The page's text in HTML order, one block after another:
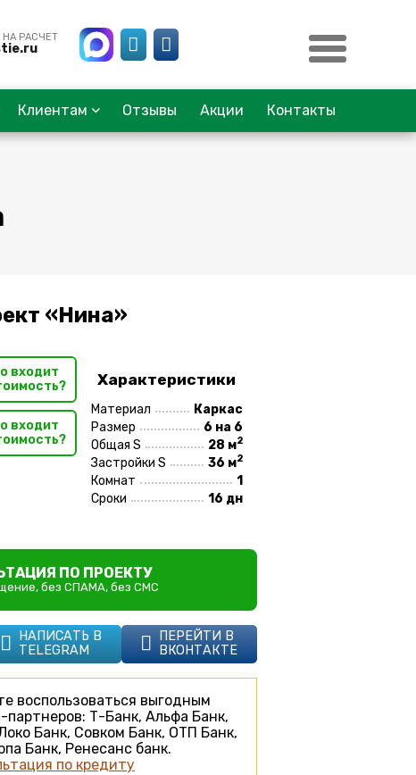
НА РАСЧЕТ
Клиентам Отзывы Акции Контакты
«Нина»
входит
входит
Характеристики
Материал
Каркас
Размер
6 на 6
Общая S
28 м2
Застройки S 36 м2
Комнат
1
Сроки
16 дн
ПО ПРОЕКТУ
без СПАМА, без СМС
НАПИСАТЬ В
TELEGRAM
ПЕРЕЙТИ В
ВКОНТАКТЕ
воспользоваться выгодным
партнеров: Т-Банк, Альфа Банк,
Банк, Совком Банк, ОТП Банк,
Банк, Ренесанс банк.
по кредиту